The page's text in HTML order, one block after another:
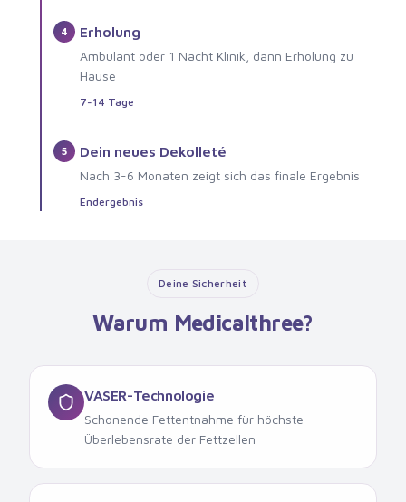
4 Erholung
Ambulant oder 1 Nacht Klinik, dann Erholung zu
Hause
7-14 Tage
5 Dein neues Dekolleté
Nach 3-6 Monaten zeigt sich das finale Ergebnis
Endergebnis
Deine Sicherheit
Warum Medicalthree?
VASER-Technologie
Schonende Fettentnahme für höchste
Überlebensrate der Fettzellen